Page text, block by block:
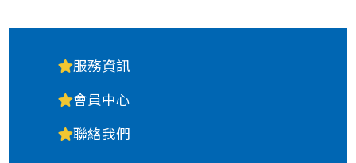
服務資訊
會員中心
聯絡我們